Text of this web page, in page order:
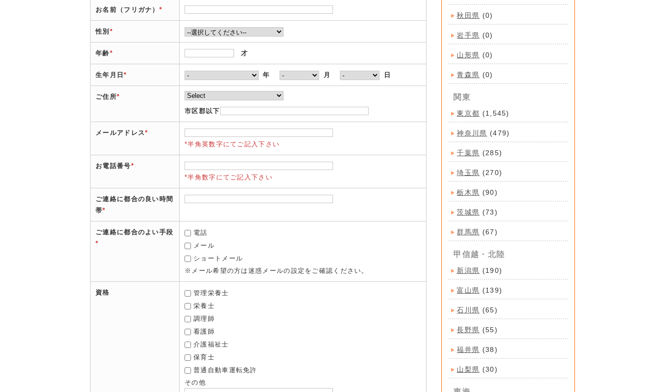
お名前（フリガナ） *
性別 *
年齢* 才
生年月日* 年 月 日
ご住所*
市区郡以下
メールアドレス*
*半角英数字にてご記入下さい
お電話番号*
*半角数字にてご記入下さい
ご連絡に都合の良い時間
帯*
ご連絡に都合のよい手段
*
電話
メール
ショートメール
※メール希望の方は迷惑メールの設定をご確認ください。
資格
管理栄養士
栄養士
調理師
看護師
介護福祉士
保育士
普通自動車運転免許
その他
秋田県 (0)
岩手県 (0)
山形県 (0)
青森県 (0)
関東
東京都 (1,545)
神奈川県 (479)
千葉県 (285)
埼玉県 (270)
栃木県 (90)
茨城県 (73)
群馬県 (67)
甲信越・北陸
新潟県 (190)
富山県 (139)
石川県 (65)
長野県 (55)
福井県 (38)
山梨県 (30)